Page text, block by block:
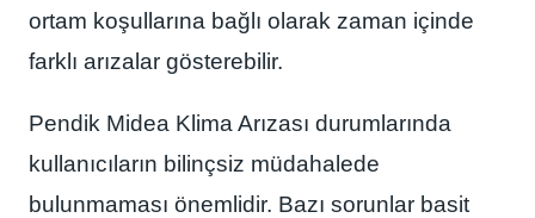
ortam koşullarına bağlı olarak zaman içinde
farklı arızalar gösterebilir.
Pendik Midea Klima Arızası durumlarında
kullanıcıların bilinçsiz müdahalede
bulunmaması önemlidir. Bazı sorunlar basit